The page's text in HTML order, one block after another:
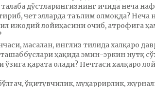
дўстларингизнинг ичида неча
чет элларда таълим олмоқда? Неча
ижодий лойиҳасини очиб, атрофига
масалан, инглиз тилида халқаро
ҳақида эмин-эркин нутқ
қарата олади? Нечтаси халқаро
ўқитувчилик, муҳаррирлик,